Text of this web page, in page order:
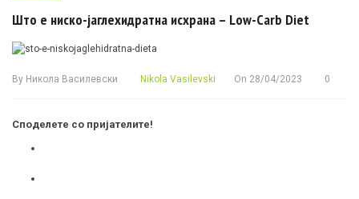
Што е ниско-јаглехидратна исхрана – Low-Carb Diet
By Никола Василевски Nikola Vasilevski On 28/04/2023 0
Споделете со пријателите!